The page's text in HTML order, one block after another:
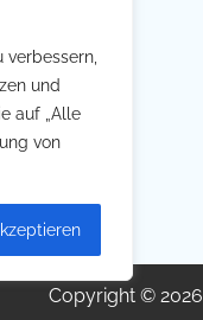
und
auf „Alle
von
Copyright © 2026